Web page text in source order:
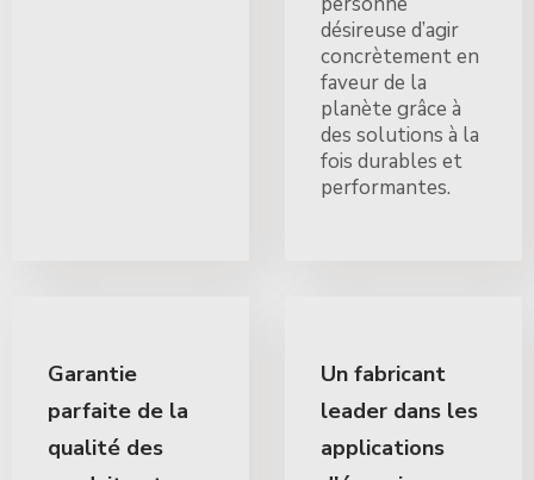
désireuse d’agir
concrètement en
faveur de la
planète grâce à
des solutions à la
fois durables et
performantes.
Garantie
parfaite de la
qualité des
Un fabricant
leader dans les
applications